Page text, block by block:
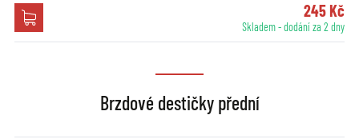
245 Kč
Skladem - dodání za 2 dny
Brzdové destičky přední